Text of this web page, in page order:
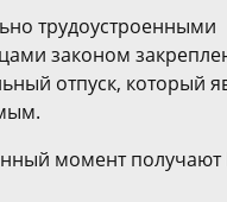
трудоустроенными
законом
отпуск, который
момент получают